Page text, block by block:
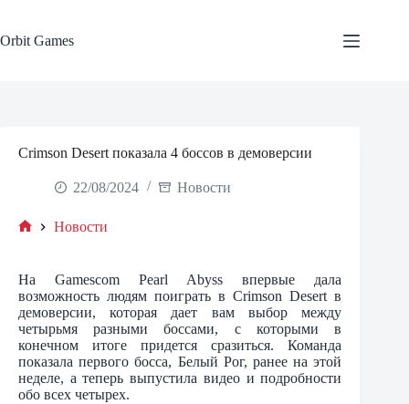
content
Orbit Games
Crimson Desert показала 4 боссов в демоверсии
22/08/2024 Новости
Новости
На Gamescom Pearl Abyss впервые дала
возможность людям поиграть в Crimson Desert в
демоверсии, которая дает вам выбор между
четырьмя разными боссами, с которыми в
конечном итоге придется сразиться. Команда
показала первого босса, Белый Рог, ранее на этой
неделе, а теперь выпустила видео и подробности
обо всех четырех.